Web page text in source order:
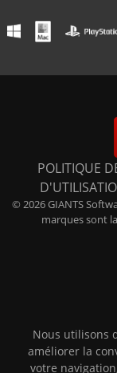
POLITIQUE
© 2026 GIANTS
marques sont
Nous utilisons
améliorer la
votre